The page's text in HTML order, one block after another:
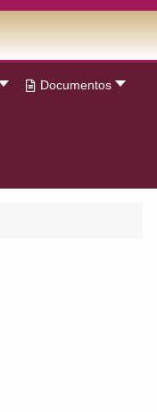
Documentos